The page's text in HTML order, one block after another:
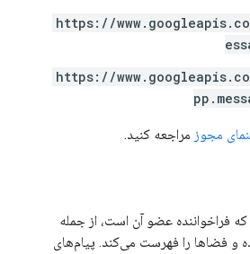
https://
https://
مجوز مراجعه کنید.
فراخواننده عضو آن است، از جمله
و فضاها را فهرست می‌کند. پیام‌های